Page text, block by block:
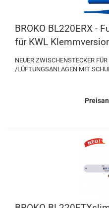
BROKO BL220ERX -
für KWL
NEUER ZWISCHENSTECKER
/LÜFTUNGSANLAGEN MIT